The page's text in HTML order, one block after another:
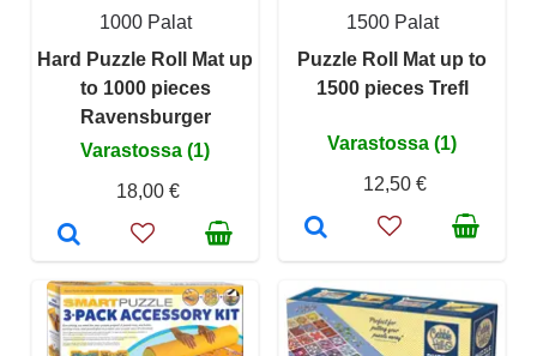
1000 Palat
Hard Puzzle Roll Mat up
to 1000 pieces
Ravensburger
Varastossa (1)
18,00 €
1500 Palat
Puzzle Roll Mat up to
1500 pieces Trefl
Varastossa (1)
12,50 €